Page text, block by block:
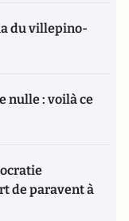
du villepino-
nulle : voilà ce
de paravent à